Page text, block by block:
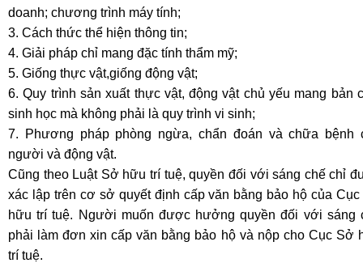
doanh; chương trình máy tính;
3. Cách thức thể hiện thông tin;
4. Giải pháp chỉ mang đặc tính thẩm mỹ;
5. Giống thực vật,giống động vật;
6. Quy trình sản xuất thực vật, động vật chủ yếu mang bản
sinh học mà không phải là quy trình vi sinh;
7. Phương pháp phòng ngừa, chẩn đoán và chữa bệnh
người và động vật.
Cũng theo Luật Sở hữu trí tuệ, quyền đối với sáng chế chỉ
xác lập trên cơ sở quyết định cấp văn bằng bảo hộ của
hữu trí tuệ. Người muốn được hưởng quyền đối với sáng
phải làm đơn xin cấp văn bằng bảo hộ và nộp cho Cục Sở
trí tuệ.